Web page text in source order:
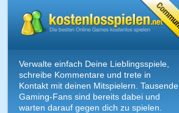
Verwalte einfach Deine Lieblingsspiele,
schreibe Kommentare und trete in
Kontakt mit deinen Mitspielern. Tausende
Gaming-Fans sind bereits dabei und
warten darauf gegen dich zu spielen.